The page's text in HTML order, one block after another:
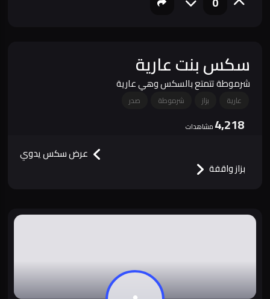
سكس بنت عارية
شرموطة تتمتع بالسكس وهي عارية
عارية بزاز شرموطة صدر
4,218 مشاهدات
عرض سكس يدوي
بزاز واقفة